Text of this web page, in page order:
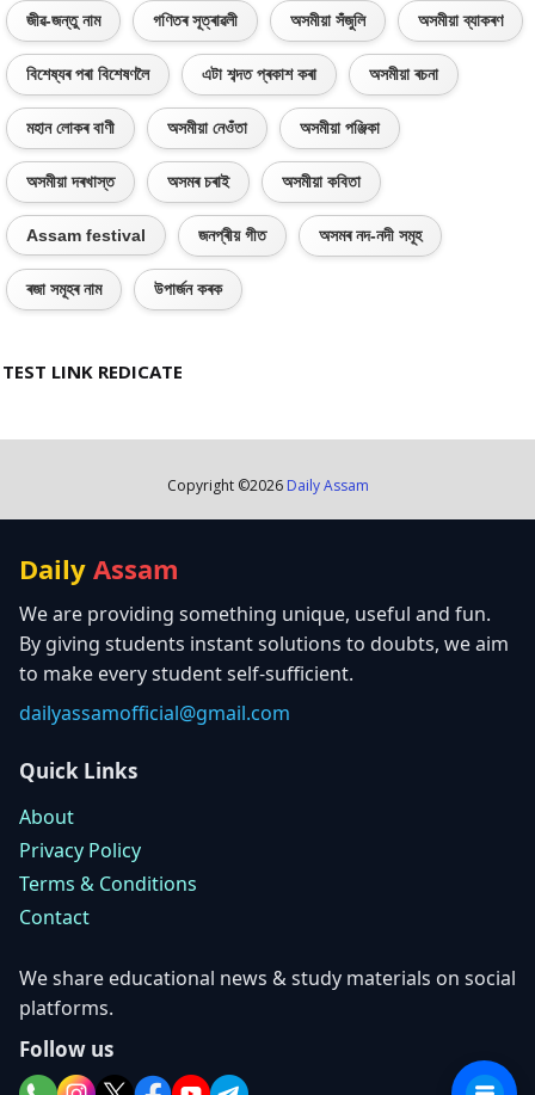
জীৱ-জন্তু নাম গণিতৰ সূত্ৰাৱলী অসমীয়া সঁজুলি অসমীয়া ব্যাকৰণ
বিশেষ্যৰ পৰা বিশেষণলৈ এটা শব্দত প্ৰকাশ কৰা অসমীয়া ৰচনা
মহান লোকৰ বাণী অসমীয়া নেওঁতা অসমীয়া পঞ্জিকা
অসমীয়া দৰখাস্ত অসমৰ চৰাই অসমীয়া কবিতা
Assam festival জনপ্ৰীয় গীত অসমৰ নদ-নদী সমূহ
ৰজা সমূহৰ নাম উপাৰ্জন কৰক
TEST LINK REDICATE
Copyright ©2026 Daily Assam
Daily Assam
We are providing something unique, useful and fun.
By giving students instant solutions to doubts, we aim
to make every student self-sufficient.
dailyassamofficial@gmail.com
Quick Links
About
Privacy Policy
Terms & Conditions
Contact
We share educational news & study materials on social
platforms.
Follow us